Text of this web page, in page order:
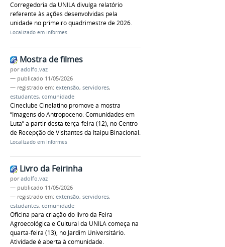
Corregedoria da UNILA divulga relatório
referente às ações desenvolvidas pela
unidade no primeiro quadrimestre de 2026.
Localizado em Informes
Mostra de filmes
poradolfo.vaz
— publicado 11/05/2026
— registrado em: extensão, servidores,
estudantes, comunidade
Cineclube Cinelatino promove a mostra
“Imagens do Antropoceno: Comunidades em
Luta” a partir desta terça-feira (12), no Centro
de Recepção de Visitantes da Itaipu Binacional.
Localizado em Informes
Livro da Feirinha
poradolfo.vaz
— publicado 11/05/2026
— registrado em: extensão, servidores,
estudantes, comunidade
Oficina para criação do livro da Feira
Agroecológica e Cultural da UNILA começa na
quarta-feira (13), no Jardim Universitário.
Atividade é aberta à comunidade.